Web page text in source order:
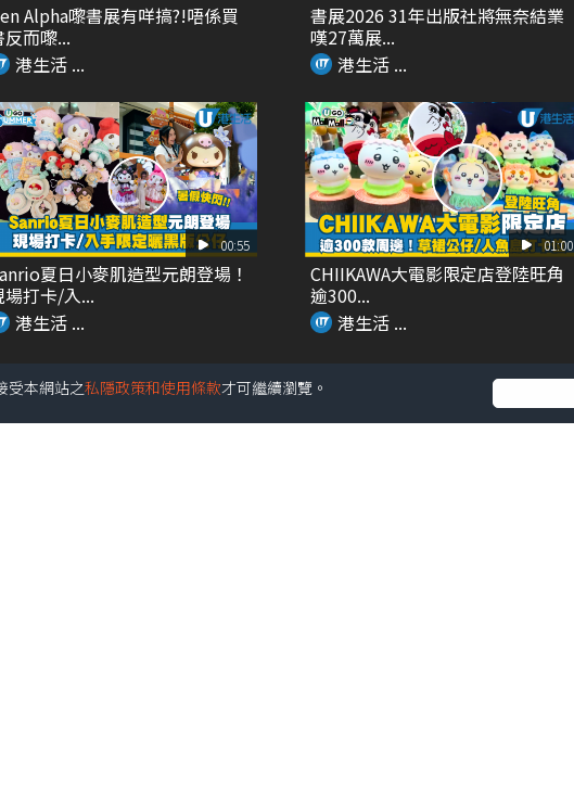
Alpha嚟書展有咩搞?!唔係買
反而嚟...
港生活 ...
書展2026 31年出版社將無奈結業
嘆27萬展...
港生活 ...
00:55
夏日小麥肌造型元朗登場！
場打卡/入...
港生活 ...
01:00
CHIIKAWA大電影限定店登陸旺角
逾300...
港生活 ...
受本網站之私隱政策和使用條款才可繼續瀏覽。